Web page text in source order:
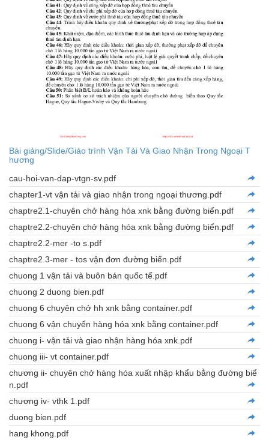
Bài giảng/Slide/Giáo trình Vận Tải Và Giao Nhận Trong Ngoại T
hương
cau-hoi-van-dap-vtgn-sv.pdf
chapter1-vt vận tải và giao nhận trong ngoại thương.pdf
chaptre2.1-chuyên chở hàng hóa xnk bằng đường biển.pdf
chaptre2.2-chuyên chở hàng hóa xnk bằng đường biển.pdf
chaptre2.2-mer -to s.pdf
chaptre2.3-mer - tos vận đơn đường biển.pdf
chuong 1 vận tải và buôn bán quốc tế.pdf
chuong 2 duong bien.pdf
chuong 6 chuyên chở hh xnk bằng container.pdf
chuong 6 vận chuyển hàng hóa xnk bằng container.pdf
chuong i- vận tải và giao nhận hàng hóa xnk.pdf
chuong iii- vt container.pdf
chương ii- chuyên chở hàng hóa xuất nhập khẩu bằng đường biể
n.pdf
chương iv- vthk 1.pdf
duong bien.pdf
hang khong.pdf